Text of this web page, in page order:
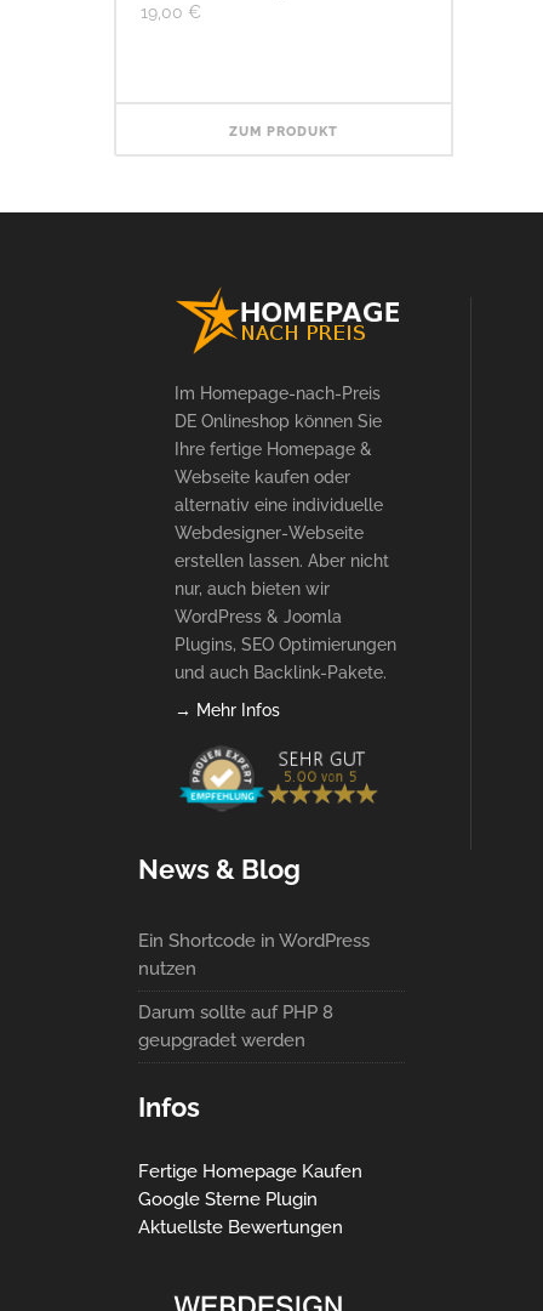
19,00 €
ZUM PRODUKT
Im Homepage-nach-Preis
DE Onlineshop können Sie
Ihre fertige Homepage &
Webseite kaufen oder
alternativ eine individuelle
Webdesigner-Webseite
erstellen lassen. Aber nicht
nur, auch bieten wir
WordPress & Joomla
Plugins, SEO Optimierungen
und auch Backlink-Pakete.
→ Mehr Infos
News & Blog
Ein Shortcode in WordPress
nutzen
Darum sollte auf PHP 8
geupgradet werden
Infos
Fertige Homepage Kaufen
Google Sterne Plugin
Aktuellste Bewertungen